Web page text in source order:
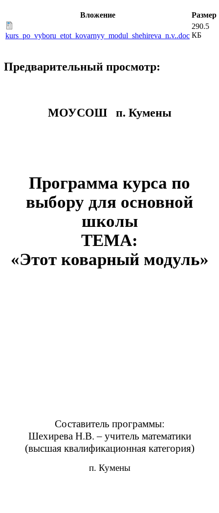
Вложение Размер
kurs_po_vyboru_etot_kovarnyy_modul_shehireva_n.v..doc
290.5
КБ
Предварительный просмотр:
МОУСОШ п. Кумены
Программа курса по
выбору для основной
школы
ТЕМА:
«Этот коварный модуль»
Составитель программы:
Шехирева Н.В. – учитель математики
(высшая квалификационная категория)
п. Кумены